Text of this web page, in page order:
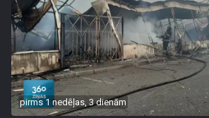
pirms 1 nedēļas, 3 dienām